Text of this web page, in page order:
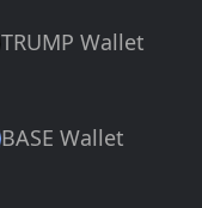
TRUMP Wallet
BASE Wallet